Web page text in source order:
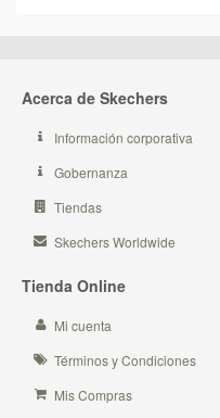
Acerca de Skechers
Información corporativa
Gobernanza
Tiendas
Skechers Worldwide
Tienda Online
Mi cuenta
Términos y Condiciones
Mis Compras